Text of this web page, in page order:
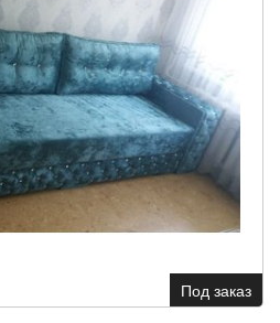
Под заказ